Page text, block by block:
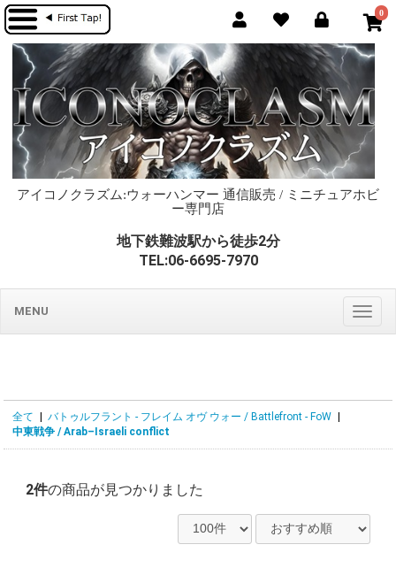
0
アイコノクラズム:ウォーハンマー 通信販売 / ミニチュアホビ
ー専門店
地下鉄難波駅から徒歩2分
TEL:06-6695-7970
MENU
全て バトゥルフラント - フレイム オヴ ウォー / Battlefront - FoW
中東戦争 / Arab–Israeli conflict
2件の商品が見つかりました